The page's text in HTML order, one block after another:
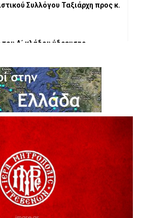
Συλλόγου Ταξιάρχη προς κ.
του Α΄ κλάδου ύδρευσης
για μια μοναδική συναυλία
του «Πολιτιστικού
βραβευμένη ταινία «Μικρές
αλλοδαπός, για κλοπή
Υπαίθριο Θέατρο “Καστράκι”,